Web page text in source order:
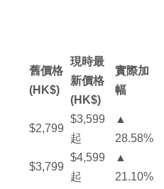
舊價格
(HK$)
現時最
新價格
(HK$)
實際加
幅
$2,799
$3,599
起
▲
28.58%
$3,799
$4,599
起
▲
21.10%